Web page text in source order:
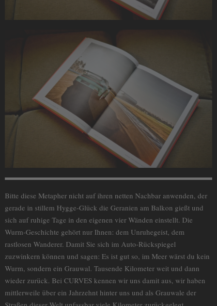
Bitte diese Metapher nicht auf ihren netten Nachbar anwenden, der
gerade in stillem Hygge-Glück die Geranien am Balkon gießt und
sich auf ruhige Tage in den eigenen vier Wänden einstellt. Die
Wurm-Geschichte gehört nur Ihnen: dem Unruhegeist, dem
rastlosen Wanderer. Damit Sie sich im Auto-Rückspiegel
zuzwinkern können und sagen: Es ist gut so, im Meer wärst du kein
Wurm, sondern ein Grauwal. Tausende Kilometer weit und dann
wieder zurück. Bei CURVES kennen wir uns damit aus, wir haben
mittlerweile über ein Jahrzehnt hinter uns und als Grauwale der